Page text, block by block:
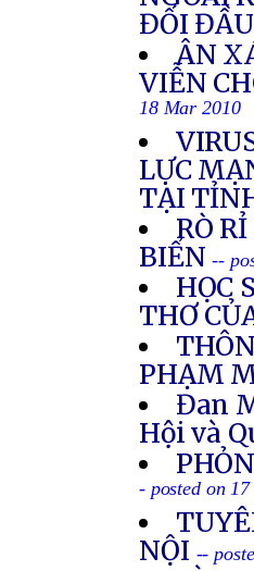
ĐỐI
ÂN
VIỄN
18 Mar 2010
LỰC
TẠI
RÒ
BIỂN --
HỌC
THƠ
PHẠM
Đan
Hội và
- posted on
NỘI --